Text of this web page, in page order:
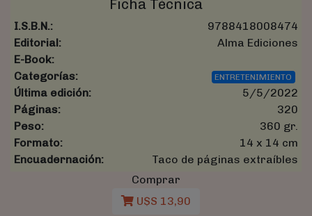
Ficha Técnica
I.S.B.N.:
9788418008474
Editorial:
Alma Ediciones
E-Book:
Categorías:
ENTRETENIMIENTO
Última edición:
5/5/2022
Páginas:
320
Peso:
360 gr.
Formato:
14 x 14 cm
Encuadernación:
Taco de páginas extraíbles
Comprar
U$S 13,90